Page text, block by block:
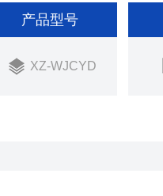
产品型号
XZ-WJCYD